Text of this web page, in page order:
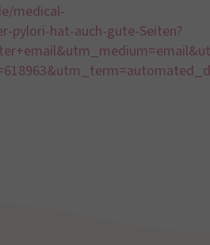
medical-
pylori-hat-auch-gute-Seiten?